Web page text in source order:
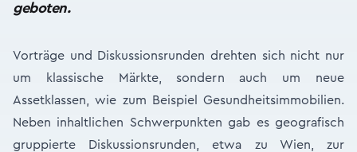
geboten.
Vorträge und Diskussionsrunden drehten sich nicht nur
um klassische Märkte, sondern auch um neue
Assetklassen, wie zum Beispiel Gesundheitsimmobilien.
Neben inhaltlichen Schwerpunkten gab es geografisch
gruppierte Diskussionsrunden, etwa zu Wien, zur